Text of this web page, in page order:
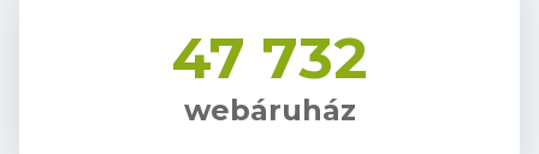
47 732
webáruház